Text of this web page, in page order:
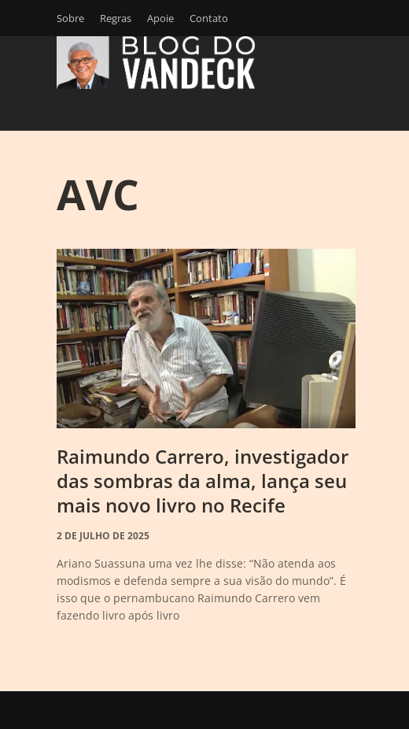
Sobre Regras Apoie Contato
AVC
Raimundo Carrero, investigador
das sombras da alma, lança seu
mais novo livro no Recife
2 DE JULHO DE 2025
Ariano Suassuna uma vez lhe disse: “Não atenda aos
modismos e defenda sempre a sua visão do mundo”. É
isso que o pernambucano Raimundo Carrero vem
fazendo livro após livro